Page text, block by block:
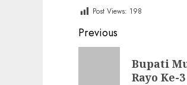
Post Views: 198
Post
navigation
Previous
Bupati
Rayo Ke-3